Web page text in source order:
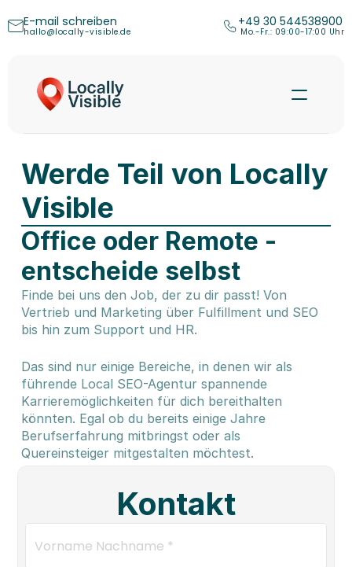
Mehr erfahren
E-mail schreiben
hallo@locally-visible.de
+49 30 544538900
Mo.-Fr.: 09:00-17:00 Uhr
Werde Teil von Locally
Visible
Office oder Remote -
entscheide selbst
Finde bei uns den Job, der zu dir passt! Von
Vertrieb und Marketing über Fulfillment und SEO
bis hin zum Support und HR.
Das sind nur einige Bereiche, in denen wir als
führende Local SEO-Agentur spannende
Karrieremöglichkeiten für dich bereithalten
könnten. Egal ob du bereits einige Jahre
Berufserfahrung mitbringst oder als
Quereinsteiger mitgestalten möchtest.
Kontakt